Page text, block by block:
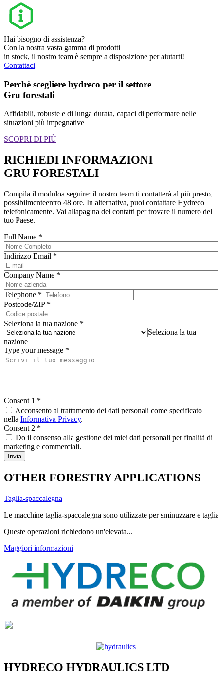
Hai bisogno di assistenza?
Con la nostra vasta gamma di prodotti
in stock, il nostro team è sempre a disposizione per aiutarti!
Contattaci
Perchè scegliere hydreco per il settore
Gru forestali
Affidabili, robuste e di lunga durata, capaci di performare nelle
situazioni più impegnative
SCOPRI DI PIÙ
RICHIEDI INFORMAZIONI
GRU FORESTALI
Compila il moduloa seguire: il nostro team ti contatterà al più presto,
possibilmenteentro 48 ore. In alternativa, puoi contattare Hydreco
telefonicamente. Vai allapagina dei contatti per trovare il numero del
tuo Paese.
Full Name *
Indirizzo Email *
Company Name *
Telephone *
Postcode/ZIP *
Seleziona la tua nazione *
Seleziona la tua
nazione
Type your message *
Consent 1 *
Acconsento al trattamento dei dati personali come specificato
nella Informativa Privacy.
Consent 2 *
Do il consenso alla gestione dei miei dati personali per finalità di
marketing e commerciali.
OTHER FORESTRY APPLICATIONS
Taglia-spaccalegna
Le macchine taglia-spaccalegna sono utilizzate per sminuzzare e
Queste operazioni richiedono un'elevata...
Maggiori informazioni
HYDRECO HYDRAULICS LTD